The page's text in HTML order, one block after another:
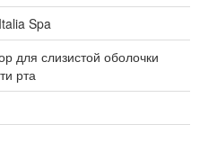
Spa
для слизистой оболочки
рта